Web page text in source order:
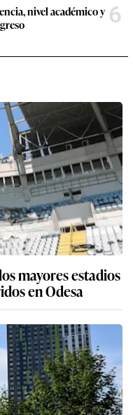
nivel académico y 6
mayores estadios
en Odesa